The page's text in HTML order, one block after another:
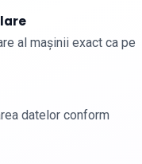
al mașinii exact ca pe
datelor conform